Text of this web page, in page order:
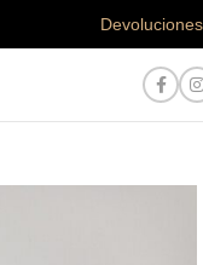
Devoluciones